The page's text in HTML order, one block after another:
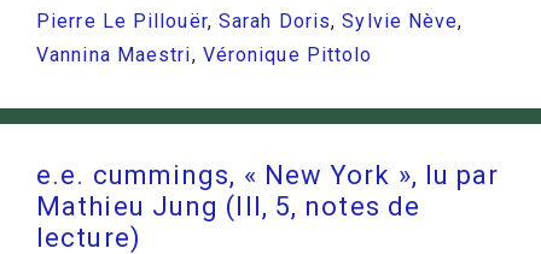
Pierre Le Pillouër,Sarah Doris,Sylvie Nève,
Vannina Maestri, Véronique Pittolo
e.e. cummings, « New York », lu par
Mathieu Jung (III, 5, notes de
lecture)